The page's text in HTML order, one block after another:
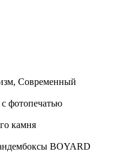
Современный
фотопечатью
камня
BOYARD